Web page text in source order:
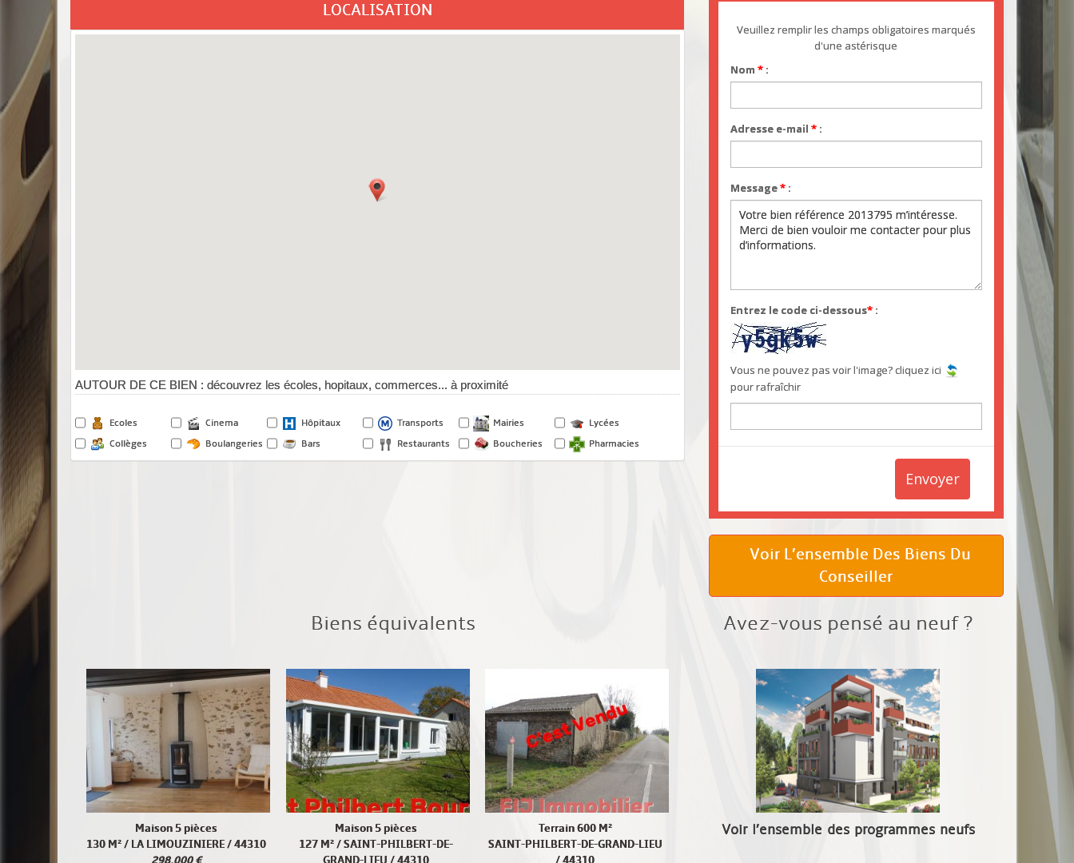
LOCALISATION
AUTOUR DE CE BIEN : découvrez les écoles, hopitaux, commerces... à proximité
Ecoles Cinema Hôpitaux Transports Mairies
Lycées
Collèges
Boulangeries Bars Restaurants Boucheries Pharmacies
Veuillez remplir les champs obligatoires marqués
d'une astérisque
Nom* :
Adresse e-mail* :
Message* :
Entrez le code ci-dessous* :
Vous ne pouvez pas voir l'image? cliquez ici
pour rafraîchir
Envoyer
Voir L’ensemble Des Biens Du
Conseiller
Biens équivalents
Maison 5 pièces
130 M² / LA LIMOUZINIERE / 44310
298,000 €
Maison 5 pièces
127 M² / SAINT-PHILBERT-DE-
GRAND-LIEU / 44310
Terrain 600 M²
SAINT-PHILBERT-DE-GRAND-LIEU
/ 44310
Avez-vous pensé au neuf ?
Voir l’ensemble des programmes neufs